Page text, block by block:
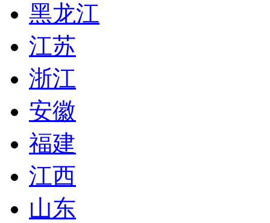
黑龙江
江苏
浙江
安徽
福建
江西
山东